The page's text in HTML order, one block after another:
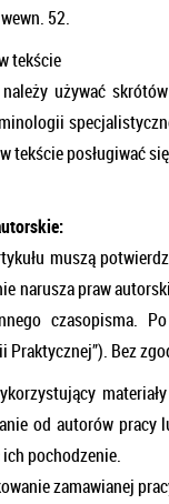
52.
tekście
używać
tekście posługiwać
muszą
narusza praw
czasopisma.
Praktycznej”). Bez
od autorów pracy
pochodzenie.
zamawianej